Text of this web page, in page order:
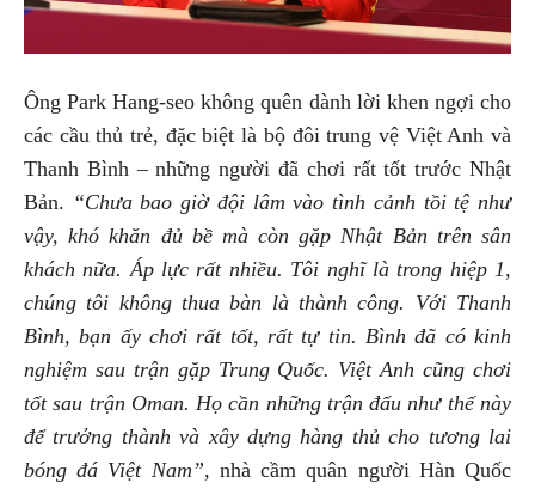
Ông Park Hang-seo không quên dành lời khen ngợi cho
các cầu thủ trẻ, đặc biệt là bộ đôi trung vệ Việt Anh và
Thanh Bình – những người đã chơi rất tốt trước Nhật
Bản. “Chưa bao giờ đội lâm vào tình cảnh tồi tệ như
vậy, khó khăn đủ bề mà còn gặp Nhật Bản trên sân
khách nữa. Áp lực rất nhiều. Tôi nghĩ là trong hiệp 1,
chúng tôi không thua bàn là thành công. Với Thanh
Bình, bạn ấy chơi rất tốt, rất tự tin. Bình đã có kinh
nghiệm sau trận gặp Trung Quốc. Việt Anh cũng chơi
tốt sau trận Oman. Họ cần những trận đấu như thế này
để trưởng thành và xây dựng hàng thủ cho tương lai
bóng đá Việt Nam”, nhà cầm quân người Hàn Quốc